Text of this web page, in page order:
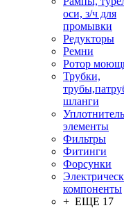
оси, з/ч для
промывки
Редукторы
Ремни
Ротор
Трубки,
шланги
элементы
Фильтры
Фитинги
Форсунки
компоненты
+ ЕЩЕ 17